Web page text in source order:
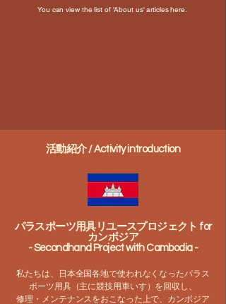
You can view the list of 'About us' articles here.
活動紹介 / Activity introduction
パラスポーツ用具リユースプロジェクト for
カンボジア
- Secondhand Project with Cambodia -
私たちは、日本全国各地で使われなくなったパラス
ポーツ用具（主に競技用車いす）を回収し、
修理・メンテナンスをおこなった上で、カンボジア